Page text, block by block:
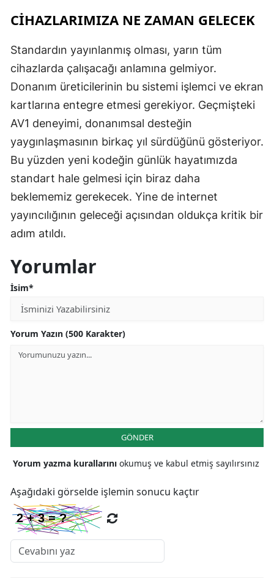
CİHAZLARIMIZA NE ZAMAN GELECEK
Standardın yayınlanmış olması, yarın tüm
cihazlarda çalışacağı anlamına gelmiyor.
Donanım üreticilerinin bu sistemi işlemci ve ekran
kartlarına entegre etmesi gerekiyor. Geçmişteki
AV1 deneyimi, donanımsal desteğin
yaygınlaşmasının birkaç yıl sürdüğünü gösteriyor.
Bu yüzden yeni kodeğin günlük hayatımızda
standart hale gelmesi için biraz daha
beklememiz gerekecek. Yine de internet
yayıncılığının geleceği açısından oldukça kritik bir
adım atıldı.
Yorumlar
İsim*
Yorum Yazın (500 Karakter)
GÖNDER
Yorum yazma kurallarını okumuş ve kabul etmiş sayılırsınız
Aşağıdaki görselde işlemin sonucu kaçtır